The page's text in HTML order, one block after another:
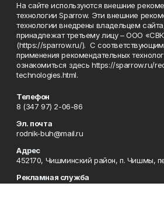
На сайте используются внешние
технологии Sparrow. Эти внешние
технологии внедрены владельцем
принадлежат третьему лицу – ООО
(https://sparrow.ru/). С
применения рекомендательных
ознакомиться здесь https://sparrow.ru/
technologies.html.
Телефон
8 (347 97) 2-06-86
Эл. почта
rodnik-buh@mail.ru
Адрес
452170, Чишминский район, п. Чишмы,
Рекламная служба